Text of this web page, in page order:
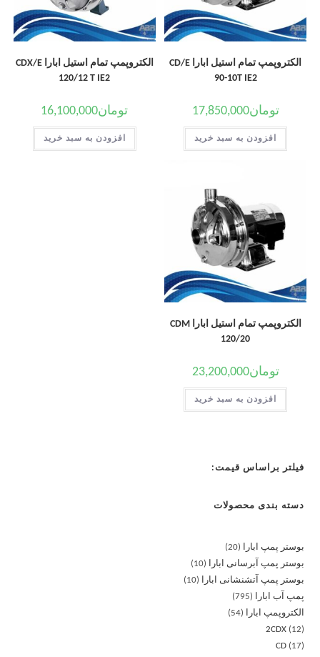
الکتروپمپ تمام استیل ابارا CD/E
90-10T IE2
تومان17,850,000
افزودن به سبد خرید
الکتروپمپ تمام استیل ابارا CDX/E
120/12 T IE2
تومان16,100,000
افزودن به سبد خرید
الکتروپمپ تمام استیل ابارا CDM
120/20
تومان23,200,000
افزودن به سبد خرید
فیلتر براساس قیمت:
دسته بندی محصولات
بوستر پمپ ابارا
20
بوستر پمپ آبرسانی ابارا
10
بوستر پمپ آتشنشانی ابارا
10
پمپ آب ابارا
795
الکتروپمپ ابارا
54
2CDX
12
CD
17